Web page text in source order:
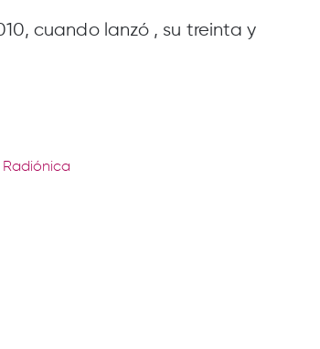
cuando lanzó , su treinta y
Radiónica